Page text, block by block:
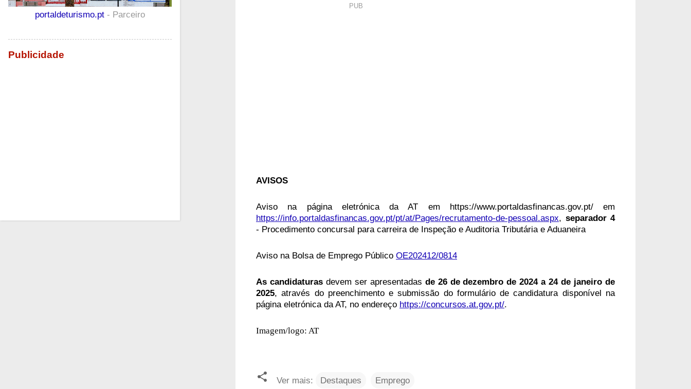
PUB
AVISOS
Aviso na página eletrónica da AT em https://www.portaldasfinancas.gov.pt/ em
https://info.portaldasfinancas.gov.pt/pt/at/Pages/recrutamento-de-pessoal.aspx, separador 4
- Procedimento concursal para carreira de Inspeção e Auditoria Tributária e Aduaneira
Aviso na Bolsa de Emprego Público OE202412/0814
As candidaturasdevem ser apresentadas de 26 de dezembro de 2024 a 24 de janeiro de
2025, através do preenchimento e submissão do formulário de candidatura disponível na
página eletrónica da AT, no endereço https://concursos.at.gov.pt/.
Imagem/logo: AT
Ver mais: Destaques Emprego
portaldeturismo.pt - Parceiro
Publicidade